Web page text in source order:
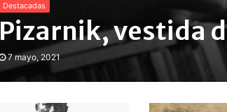
Destacadas
Pizarnik, vestida
7 mayo, 2021